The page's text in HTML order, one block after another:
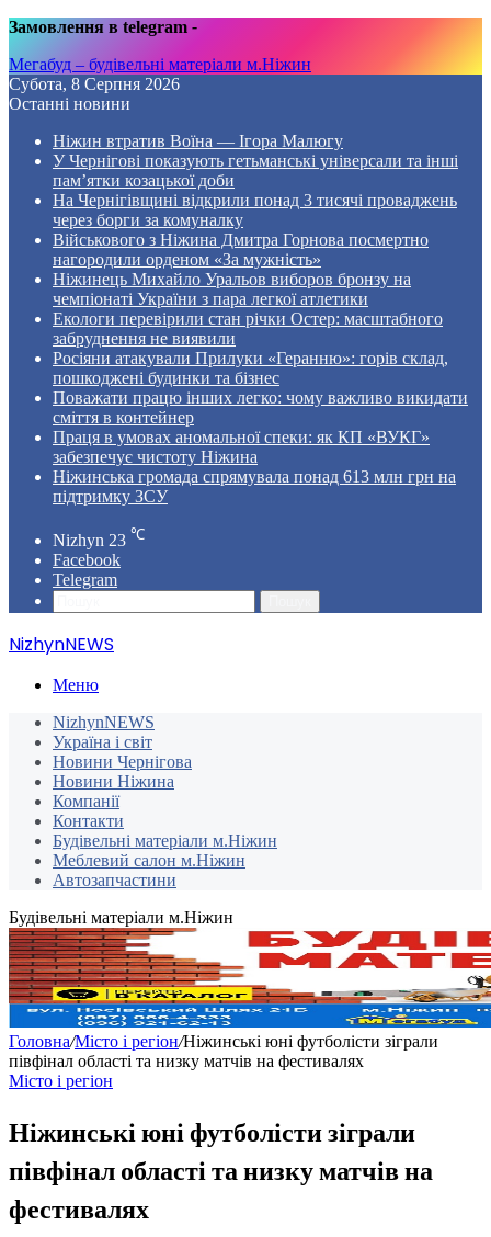
Замовлення в telegram -
Мегабуд – будівельні матеріали м.Ніжин
Субота, 8 Серпня 2026
Останні новини
Ніжин втратив Воїна — Ігора Малюгу
У Чернігові показують гетьманські універсали та інші
пам’ятки козацької доби
На Чернігівщині відкрили понад 3 тисячі проваджень
через борги за комуналку
Військового з Ніжина Дмитра Горнова посмертно
нагородили орденом «За мужність»
Ніжинець Михайло Уральов виборов бронзу на
чемпіонаті України з пара легкої атлетики
Екологи перевірили стан річки Остер: масштабного
забруднення не виявили
Росіяни атакували Прилуки «Геранню»: горів склад,
пошкоджені будинки та бізнес
Поважати працю інших легко: чому важливо викидати
сміття в контейнер
Праця в умовах аномальної спеки: як КП «ВУКГ»
забезпечує чистоту Ніжина
Ніжинська громада спрямувала понад 613 млн грн на
підтримку ЗСУ
Nizhyn 23 ℃
Facebook
Telegram
NizhynNEWS
Меню
NizhynNEWS
Україна і світ
Новини Чернігова
Новини Ніжина
Компанії
Контакти
Будівельні матеріали м.Ніжин
Меблевий салон м.Ніжин
Автозапчастини
Будівельні матеріали м.Ніжин
Головна/Місто і регіон/Ніжинські юні футболісти зіграли
півфінал області та низку матчів на фестивалях
Місто і регіон
Ніжинські юні футболісти зіграли
півфінал області та низку матчів на
фестивалях